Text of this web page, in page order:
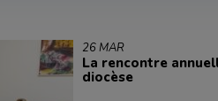
26 MAR
La rencontre
diocèse